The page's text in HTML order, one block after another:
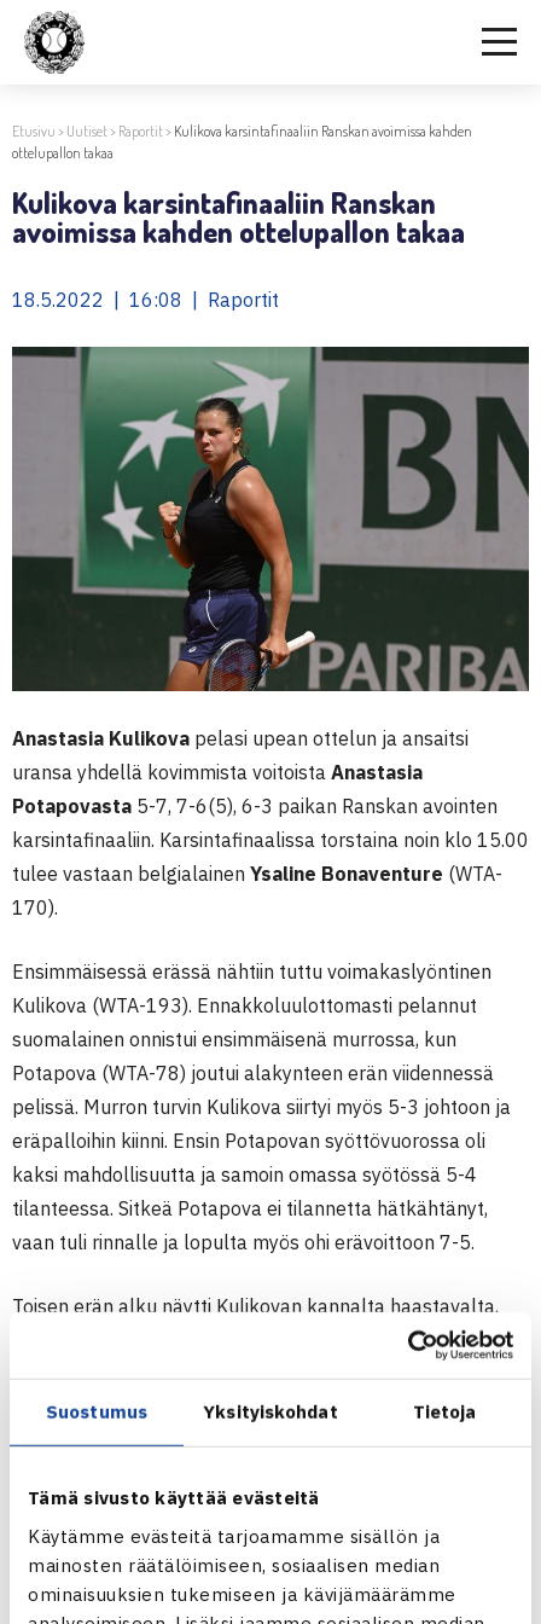
Suostumus Yksityiskohdat Tietoja
Tämä sivusto käyttää evästeitä
Käytämme evästeitä tarjoamamme sisällön ja
mainosten räätälöimiseen, sosiaalisen median
ominaisuuksien tukemiseen ja kävijämäärämme
Etusivu > Uutiset> Raportit> Kulikova karsintafinaaliin Ranskan avoimissa kahden
ottelupallon takaa
Kulikova karsintafinaaliin Ranskan
avoimissa kahden ottelupallon takaa
18.5.2022 | 16:08 | Raportit
Anastasia Kulikova pelasi upean ottelun ja ansaitsi
uransa yhdellä kovimmista voitoista Anastasia
Potapovasta 5-7, 7-6(5), 6-3 paikan Ranskan avointen
karsintafinaaliin. Karsintafinaalissa torstaina noin klo 15.00
tulee vastaan belgialainen Ysaline Bonaventure (WTA-
170).
Ensimmäisessä erässä nähtiin tuttu voimakaslyöntinen
Kulikova (WTA-193). Ennakkoluulottomasti pelannut
suomalainen onnistui ensimmäisenä murrossa, kun
Potapova (WTA-78) joutui alakynteen erän viidennessä
pelissä. Murron turvin Kulikova siirtyi myös 5-3 johtoon ja
eräpalloihin kiinni. Ensin Potapovan syöttövuorossa oli
kaksi mahdollisuutta ja samoin omassa syötössä 5-4
tilanteessa. Sitkeä Potapova ei tilannetta hätkähtänyt,
vaan tuli rinnalle ja lopulta myös ohi erävoittoon 7-5.
Toisen erän alku näytti Kulikovan kannalta haastavalta,
kun Potapova oli jo siirtyä 3-0 johtoon. Kuitenkin Kulikova
taisteli ensin kavennuksen 1-2 ja sitten myös murron
johtoaseman 3-2. Murtojen sävyttämässä erässä pääsi
Kulikova syöttämään avauserän tavoin erävoitosta, mutta
tasoihin ja 6-5 johtoon. Ottelu näytti jo päättyvän
Kulikovan ollessa omassa syötössään 15-40 tilanteessa –
kuitenkin suomalaispelaaja selvitti ottelupallot ja vei myös
ratkaisun kolmanteen erän voittamalla erän 7-6(5).